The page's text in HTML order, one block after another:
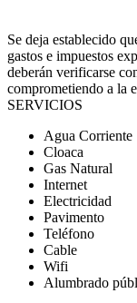
Se deja establecido
gastos e impuestos
deberán verificarse
comprometiendo a la
SERVICIOS
Agua Corriente
Cloaca
Gas Natural
Internet
Electricidad
Pavimento
Teléfono
Cable
Wifi
Alumbrado